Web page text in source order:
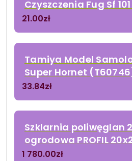
Czyszczenia Fug Sf 101
21.00zł
Tamiya Model
Super Hornet
33.84zł
Szklarnia poliwęglan
ogrodowa PROFIL
1 780.00zł